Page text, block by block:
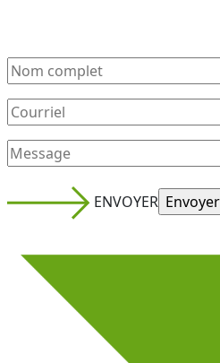
ENVOYER